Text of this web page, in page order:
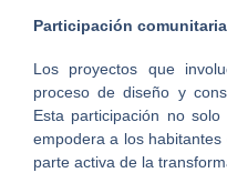
Participación comunitaria
Los proyectos que
proceso de diseño y
Esta participación no
empodera a los
parte activa de la